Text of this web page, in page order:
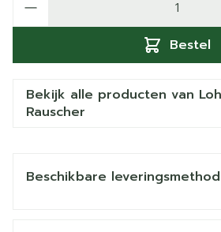
Bestel
Bekijk alle producten van
Rauscher
Beschikbare